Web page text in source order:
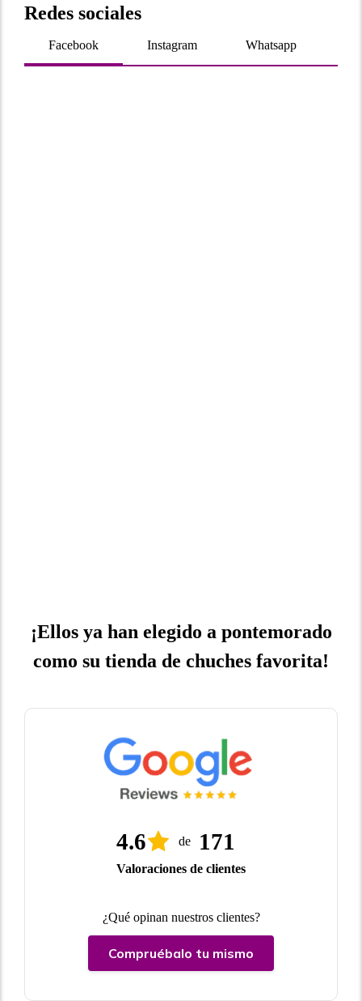
Redes sociales
Facebook Instagram Whatsapp
¡Ellos ya han elegido a pontemorado
como su tienda de chuches favorita!
4.6 de 171
Valoraciones de clientes
¿Qué opinan nuestros clientes?
Compruébalo tu mismo